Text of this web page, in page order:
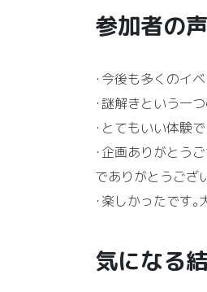
参加者の声
･今後も多くのイ
･謎解きという一
･とてもいい体験
･企画ありがとう
でありがとうござ
･楽しかったです｡
気になる